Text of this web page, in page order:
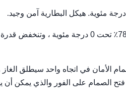
الأمان في اتجاه واحد سيطلق الغاز
الصمام على الفور والذي يمكن أن